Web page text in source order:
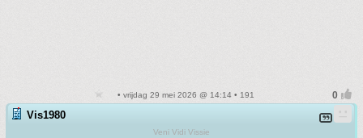
• vrijdag 29 mei 2026 @ 14:14 • 191
Vis1980
Veni Vidi Vissie